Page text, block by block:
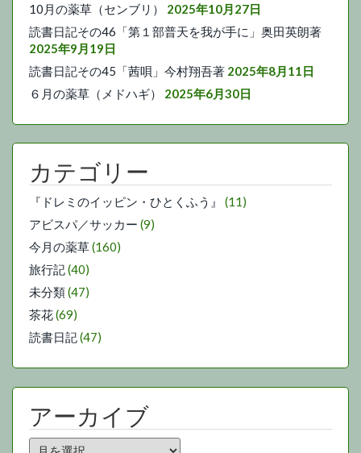
10月の薬草（センブリ）
2025年10月27日
読書日記その46「第１部普天を我が手に」奥田英朗著
2025年9月19日
読書日記その45「茜唄」今村翔吾著 2025年8月11日
６月の薬草（メドハギ）
2025年6月30日
カテゴリー
『ドレミのイッピン・ひとくふう』
(11)
アビスパ／サッカー (9)
今月の薬草(160)
旅行記(40)
未分類(47)
茶花(69)
読書日記(47)
アーカイブ
ア